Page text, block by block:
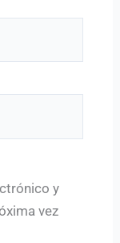
y
vez